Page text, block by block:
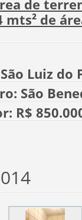
de
mts² de
Luiz do
São
R$